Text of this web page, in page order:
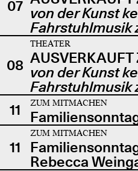
07 von der Kunst
Fahrstuhlmusik
08
THEATER
von der Kunst
Fahrstuhlmusik
11
ZUM MITMACHEN
11
ZUM MITMACHEN
Rebecca